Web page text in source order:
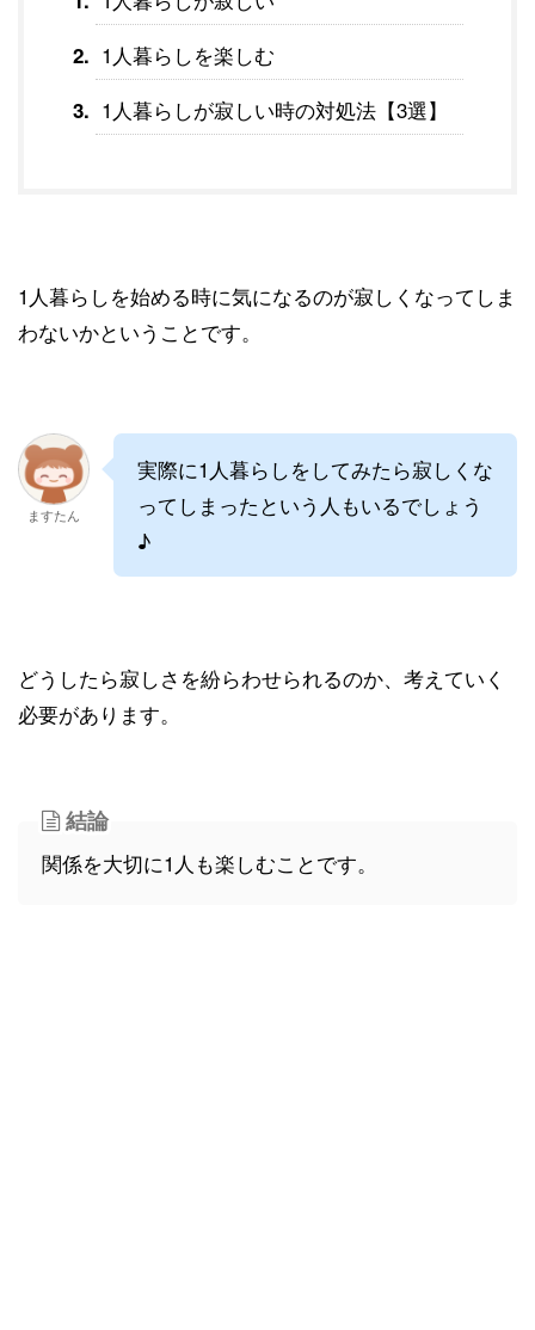
1人暮らしを楽しむ
1人暮らしが寂しい時の対処法【3選】
1人暮らしを始める時に気になるのが寂しくなってしま
わないかということです。
ますたん
実際に1人暮らしをしてみたら寂しくな
ってしまったという人もいるでしょう
♪
どうしたら寂しさを紛らわせられるのか、考えていく
必要があります。
結論
関係を大切に1人も楽しむことです。